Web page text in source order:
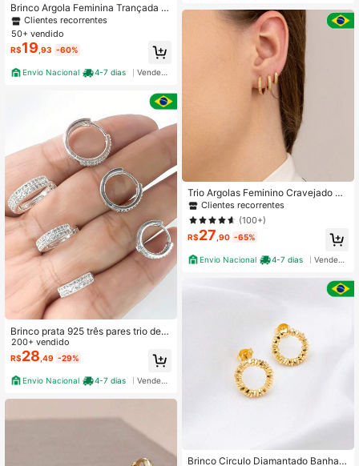
Brinco Argola Feminina Trançada Fi
o Diamantado Banhado a Ouro 18K
- D France Semijóias
Clientes recorrentes
50+ vendido
R$19,93 -60%
Envio Nacional 4-7 dias
Brinco prata 925 três pares trio de a
rgola decoração corporal feminina
estiloso delicado com bolinhas ban
hado
200+ vendido
R$28 ,49 -29%
Envio Nacional 4-7 dias
Trio Argolas Feminino Cravejado e
m Zircônias Banhado a Ouro 18K -
D France Semijóias Carnaval
Clientes recorrentes
(100+)
R$27 ,90 -65%
Envio Nacional 4-7 dias
Brinco Circulo Diamantado Banhad